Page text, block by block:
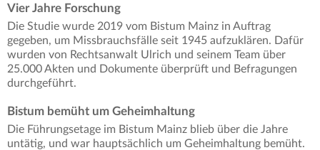
Vier Jahre Forschung
Die Studie wurde 2019 vom Bistum Mainz in Auftrag
gegeben, um Missbrauchsfälle seit 1945 aufzuklären. Dafür
wurden von Rechtsanwalt Ulrich und seinem Team über
25.000 Akten und Dokumente überprüft und Befragungen
durchgeführt.
Bistum bemüht um Geheimhaltung
Die Führungsetage im Bistum Mainz blieb über die Jahre
untätig, und war hauptsächlich um Geheimhaltung bemüht.